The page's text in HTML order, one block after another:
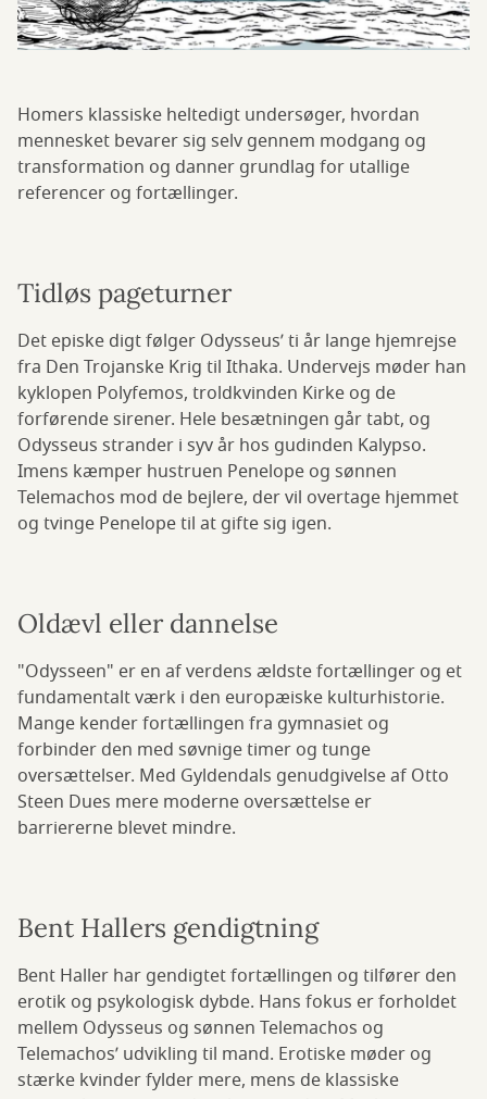
Homers klassiske heltedigt undersøger, hvordan
mennesket bevarer sig selv gennem modgang og
transformation og danner grundlag for utallige
referencer og fortællinger.
Tidløs pageturner
Det episke digt følger Odysseus’ ti år lange hjemrejse
fra Den Trojanske Krig til Ithaka. Undervejs møder han
kyklopen Polyfemos, troldkvinden Kirke og de
forførende sirener. Hele besætningen går tabt, og
Odysseus strander i syv år hos gudinden Kalypso.
Imens kæmper hustruen Penelope og sønnen
Telemachos mod de bejlere, der vil overtage hjemmet
og tvinge Penelope til at gifte sig igen.
Oldævl eller dannelse
"Odysseen" er en af verdens ældste fortællinger og et
fundamentalt værk i den europæiske kulturhistorie.
Mange kender fortællingen fra gymnasiet og
forbinder den med søvnige timer og tunge
oversættelser. Med Gyldendals genudgivelse af Otto
Steen Dues mere moderne oversættelse er
barriererne blevet mindre.
Bent Hallers gendigtning
Bent Haller har gendigtet fortællingen og tilfører den
erotik og psykologisk dybde. Hans fokus er forholdet
mellem Odysseus og sønnen Telemachos og
Telemachos’ udvikling til mand. Erotiske møder og
stærke kvinder fylder mere, mens de klassiske